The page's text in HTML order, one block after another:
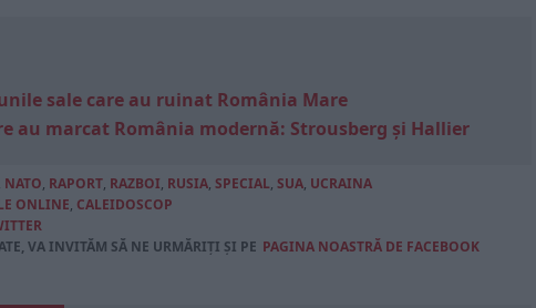
sale care au ruinat România Mare
au marcat România modernă: Strousberg și Hallier
NATO, RAPORT, RAZBOI, RUSIA, SPECIAL, SUA, UCRAINA
ONLINE, CALEIDOSCOP
VA INVITĂM SĂ NE URMĂRIȚI ȘI PE PAGINA NOASTRĂ DE FACEBOOK